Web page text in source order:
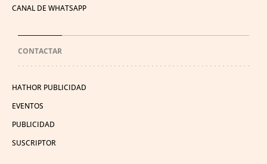
CANAL DE WHATSAPP
CONTACTAR
HATHOR PUBLICIDAD
EVENTOS
PUBLICIDAD
SUSCRIPTOR